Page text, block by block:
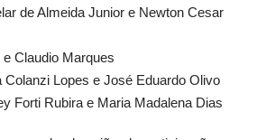
de Almeida Junior e Newton Cesar
Claudio Marques
Colanzi Lopes e José Eduardo Olivo
Forti Rubira e Maria Madalena Dias